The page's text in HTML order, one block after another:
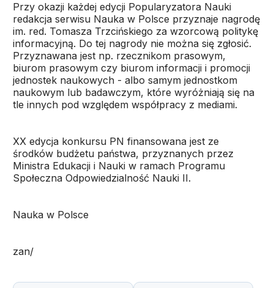
Przy okazji każdej edycji Popularyzatora Nauki
redakcja serwisu Nauka w Polsce przyznaje nagrodę
im. red. Tomasza Trzcińskiego za wzorcową politykę
informacyjną. Do tej nagrody nie można się zgłosić.
Przyznawana jest np. rzecznikom prasowym,
biurom prasowym czy biurom informacji i promocji
jednostek naukowych - albo samym jednostkom
naukowym lub badawczym, które wyróżniają się na
tle innych pod względem współpracy z mediami.
XX edycja konkursu PN finansowana jest ze
środków budżetu państwa, przyznanych przez
Ministra Edukacji i Nauki w ramach Programu
Społeczna Odpowiedzialność Nauki II.
Nauka w Polsce
zan/